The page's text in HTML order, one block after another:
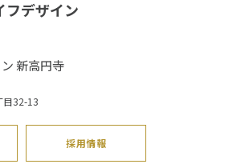
フデザイン
新高円寺
目32-13
採用情報